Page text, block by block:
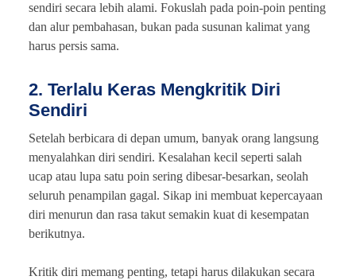
sendiri secara lebih alami. Fokuslah pada poin-poin penting
dan alur pembahasan, bukan pada susunan kalimat yang
harus persis sama.
2. Terlalu Keras Mengkritik Diri
Sendiri
Setelah berbicara di depan umum, banyak orang langsung
menyalahkan diri sendiri. Kesalahan kecil seperti salah
ucap atau lupa satu poin sering dibesar-besarkan, seolah
seluruh penampilan gagal. Sikap ini membuat kepercayaan
diri menurun dan rasa takut semakin kuat di kesempatan
berikutnya.
Kritik diri memang penting, tetapi harus dilakukan secara